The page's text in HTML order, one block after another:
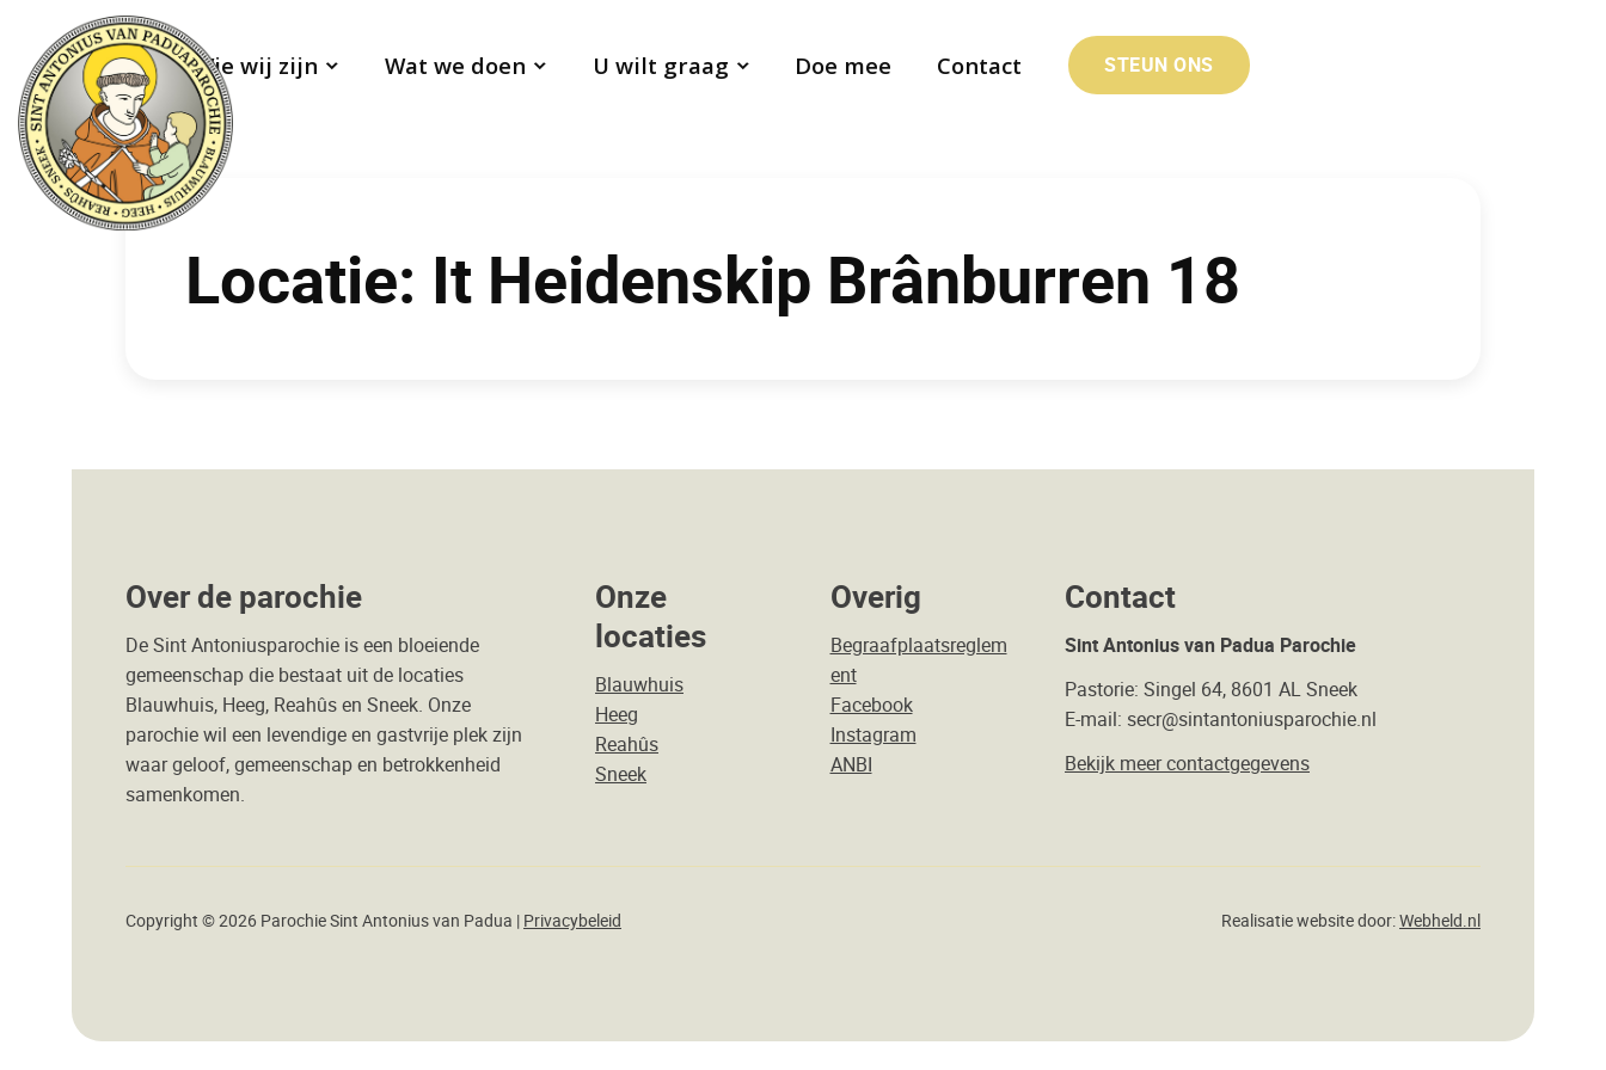
Wie wij zijn Wat we doen U wilt graag Doe mee Contact STEUN ONS
Locatie: It Heidenskip Brânburren 18
Over de parochie
De Sint Antoniusparochie is een bloeiende
gemeenschap die bestaat uit de locaties
Blauwhuis, Heeg, Reahûs en Sneek. Onze
parochie wil een levendige en gastvrije plek zijn
waar geloof, gemeenschap en betrokkenheid
samenkomen.
Onze
locaties
Blauwhuis
Heeg
Reahûs
Sneek
Overig
Begraafplaatsreglem
ent
Facebook
Instagram
ANBI
Contact
Sint Antonius van Padua Parochie
Pastorie: Singel 64, 8601 AL Sneek
E-mail: secr@sintantoniusparochie.nl
Bekijk meer contactgegevens
Copyright © 2026 Parochie Sint Antonius van Padua | Privacybeleid Realisatie website door:Webheld.nl